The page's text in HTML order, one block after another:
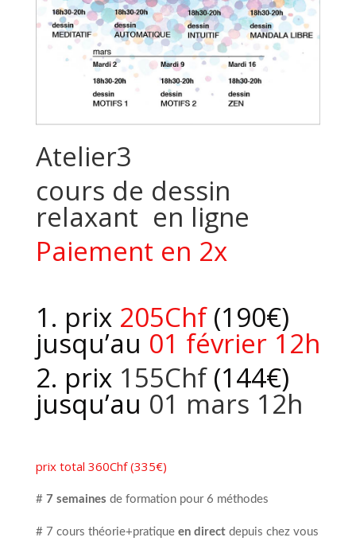
Atelier3
cours de dessin
relaxant en ligne
Paiement en 2x
1. prix 205Chf (190€)
jusqu’au 01​ février ​12h
2. prix ​ 155Chf (1​44€)
jusqu’au 01 ​mars​ 12h
prix total 360Chf(335€)
# 7 semaines de formation pour 6 méthodes
# 7 cours théorie+pratique en directdepuis chez vous